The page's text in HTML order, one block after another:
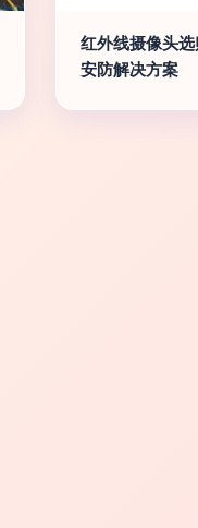
红外线摄像头
安防解决方案